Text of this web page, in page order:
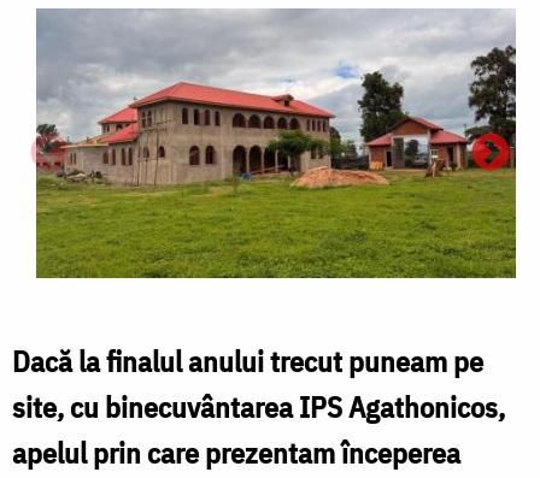
Dacă la finalul anului trecut puneam pe
site, cu binecuvântarea IPS Agathonicos,
apelul prin care prezentam începerea